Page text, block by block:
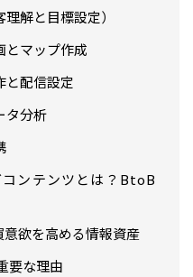
解と目標設定）
マップ作成
と配信設定
タ分析
ンテンツとは？BtoB
欲を高める情報資産
要な理由